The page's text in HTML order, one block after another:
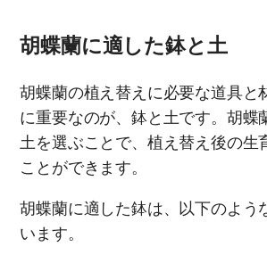
胡蝶蘭に適した鉢と土
胡蝶蘭の植え替えに必要な道具と
に重要なのが、鉢と土です。胡蝶
土を選ぶことで、植え替え後の生
ことができます。
胡蝶蘭に適した鉢は、以下のよう
います。